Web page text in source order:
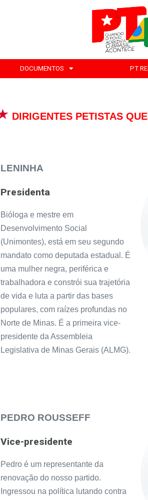
DOCUMENTOS PT
DIRIGENTES PETISTAS
LENINHA
Presidenta
Bióloga e mestre em
Desenvolvimento Social
(Unimontes), está em seu segundo
mandato como deputada estadual. É
uma mulher negra, periférica e
trabalhadora e constrói sua trajetória
de vida e luta a partir das bases
populares, com raízes profundas no
Norte de Minas. É a primeira vice-
presidente da Assembleia
Legislativa de Minas Gerais (ALMG).
PEDRO ROUSSEFF
Vice-presidente
Pedro é um representante da
renovação do nosso partido.
Ingressou na política lutando contra